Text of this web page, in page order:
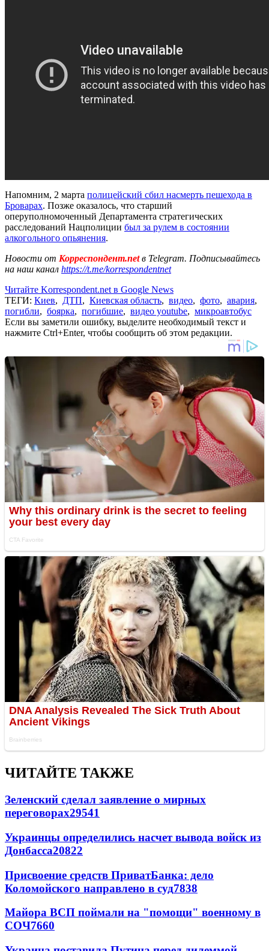
Напомним, 2 марта полицейский сбил насмерть пешехода в
Броварах. Позже оказалось, что старший
оперуполномоченный Департамента стратегических
расследований Нацполиции был за рулем в состоянии
алкогольного опьянения.
Новости от Корреспондент.netв Telegram. Подписывайтесь
на наш канал https://t.me/korrespondentnet
Читайте Korrespondent.net в Google News
ТЕГИ: Киев, ДТП, Киевская область, видео, фото, авария,
погибли, боярка, погибшие, видео youtube, микроавтобус
Если вы заметили ошибку, выделите необходимый текст и
нажмите Ctrl+Enter, чтобы сообщить об этом редакции.
ЧИТАЙТЕ ТАКЖЕ
Зеленский сделал заявление о мирных
переговорах29541
Украинцы определились насчет вывода войск из
Донбасса20822
Присвоение средств ПриватБанка: дело
Коломойского направлено в суд7838
Майора ВСП поймали на "помощи" военному в
СОЧ7660